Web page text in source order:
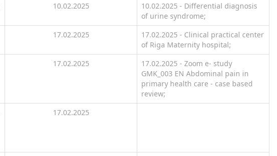
10.02.2025
10.02.2025 - Differential diagnosis
of urine syndrome;
17.02.2025
17.02.2025 - Clinical practical center
of Riga Maternity hospital;
17.02.2025
17.02.2025 - Zoom e- study
GMK_003 EN Abdominal pain in
primary health care - case based
review;
17.02.2025